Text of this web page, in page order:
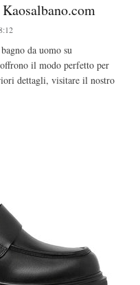
da uomo su
il modo perfetto per
dettagli, visitare il nostro